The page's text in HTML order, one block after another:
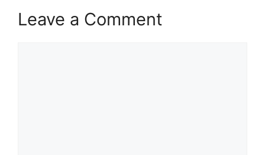
Leave a Comment